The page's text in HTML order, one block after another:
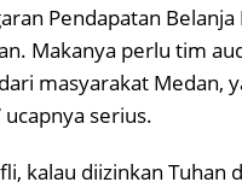
Pendapatan Belanja
Makanya perlu tim
masyarakat Medan,
serius.
kalau diizinkan Tuhan